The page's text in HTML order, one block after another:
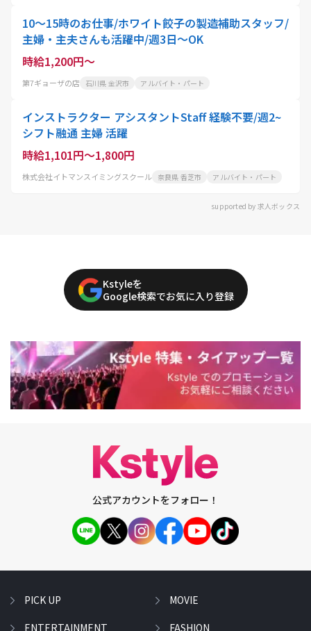
10～15時のお仕事/ホワイト餃子の製造補助スタッフ/
主婦・主夫さんも活躍中/週3日～OK
時給1,200円～
第7ギョーザの店 石川県 金沢市 アルバイト・パート
インストラクター アシスタントStaff 経験不要/週2~
シフト融通 主婦 活躍
時給1,101円～1,800円
株式会社イトマンスイミングスクール 奈良県 香芝市 アルバイト・パート
supported by 求人ボックス
Kstyleを
Google検索でお気に入り登録
公式アカウントをフォロー！
PICK UP
ENTERTAINMENT
MOVIE
FASHION